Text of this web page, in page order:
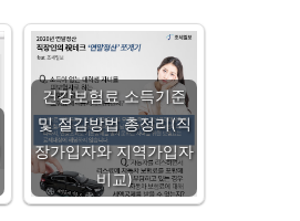
건강보험료 소득기준
및 절감방법 총정리(직
장가입자와 지역가입자
비교)